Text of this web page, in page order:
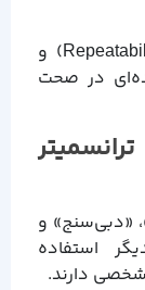
محسوب می‌شود. دقت، تکرارپذیری (Repeatability) و
در صحت
«دبی‌سنج» و
استفاده
دارند.